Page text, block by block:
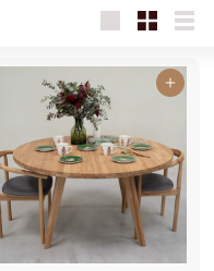
GrandesPetit Liste
Ajouter au panier